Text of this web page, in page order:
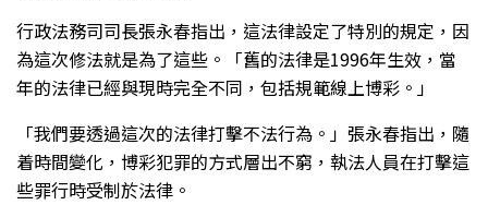
行政法務司司長張永春指出，這法律設定了特別的規定，因
為這次修法就是為了這些。「舊的法律是1996年生效，當
年的法律已經與現時完全不同，包括規範線上博彩。」
「我們要透過這次的法律打擊不法行為。」張永春指出，隨
着時間變化，博彩犯罪的方式層出不窮，執法人員在打擊這
些罪行時受制於法律。